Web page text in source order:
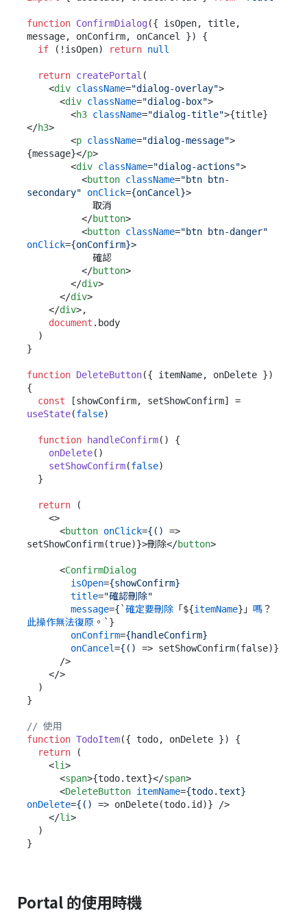
function ConfirmDialog({ isOpen, title,
message, onConfirm, onCancel }) {
if (!isOpen) return null
return createPortal (
<div className="dialog-overlay">
<div className="dialog-box">
<h3 className="dialog-title">{title}
</h3>
<p className="dialog-message">
{message}</p>
<div className="dialog-actions">
<button className="btn btn-
secondary"
onClick={onCancel}>
</button>
<button className="btn btn-danger"
onClick={onConfirm}>
</button>
</div>
</div>
</div>,
document . body
}
function DeleteButton({ itemName, onDelete })
{
const
useState(false)
function handleConfirm( ) {
onDelete()
setShowConfirm(false)
return (
<>
<button onClick={()
=>
setShowConfirm(true)}>刪除</button>
<ConfirmDialog
isOpen={showConfirm}
title="確認刪除"
message={ `確定要刪除 「${itemName}」 嗎？
此操作無法復原 。`}
onConfirm={handleConfirm}
onCancel={() => setShowConfirm(false)}
</>
}
// 使用
function TodoItem({ todo, onDelete }) {
return (
<li>
<span>{todo.text}</span>
<DeleteButton itemName={todo.text}
onDelete={() => onDelete(todo.id)} />
</li>
Portal 的使用時機